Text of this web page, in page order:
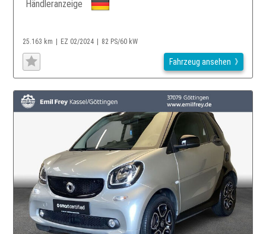
Händleranzeige
25.163 km EZ 02/2024 82 PS/60 kW
Fahrzeug ansehen